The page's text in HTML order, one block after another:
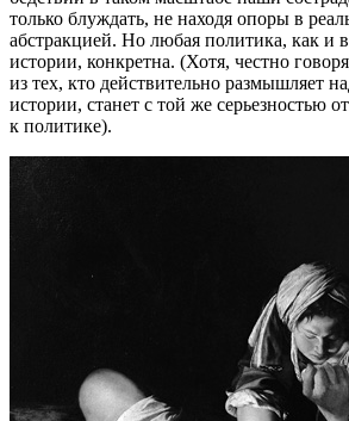
только блуждать, не находя опоры в
абстракцией. Но любая политика, как и
истории, конкретна. (Хотя, честно
из тех, кто действительно размышляет
истории, станет с той же серьезностью
к политике).